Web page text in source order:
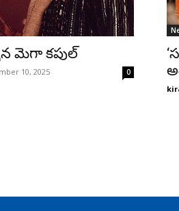
మెగా కపుల్
10, 2025 0